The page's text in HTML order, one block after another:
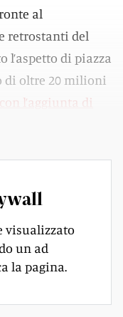
al
retrostanti del
l’aspetto di piazza
di oltre 20 milioni
l’aggiunta di
visualizzato
un ad
la pagina.